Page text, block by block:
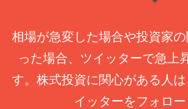
相場が急変した場合や投資家
った場合、ツイッターで急上
す。株式投資に関心がある人
イッターをフォロー